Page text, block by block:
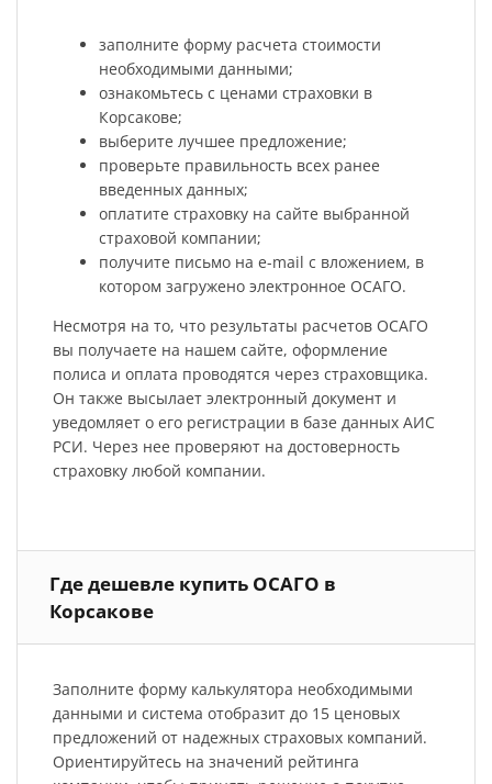
заполните форму расчета стоимости
необходимыми данными;
ознакомьтесь с ценами страховки в
Корсакове;
выберите лучшее предложение;
проверьте правильность всех ранее
введенных данных;
оплатите страховку на сайте выбранной
страховой компании;
получите письмо на e-mail с вложением, в
котором загружено электронное ОСАГО.
Несмотря на то, что результаты расчетов ОСАГО
вы получаете на нашем сайте, оформление
полиса и оплата проводятся через страховщика.
Он также высылает электронный документ и
уведомляет о его регистрации в базе данных АИС
РСИ. Через нее проверяют на достоверность
страховку любой компании.
Где дешевле купить ОСАГО в
Корсакове
Заполните форму калькулятора необходимыми
данными и система отобразит до 15 ценовых
предложений от надежных страховых компаний.
Ориентируйтесь на значений рейтинга